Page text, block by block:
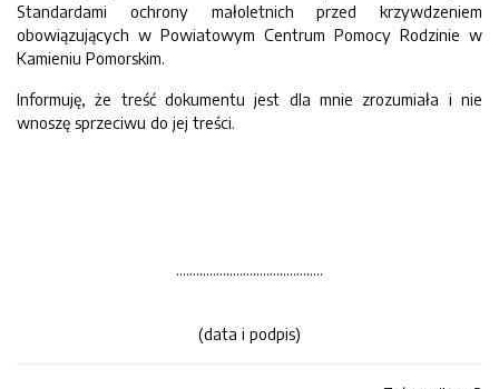
Standardami ochrony małoletnich przed krzywdzeniem
obowiązujących w Powiatowym Centrum Pomocy Rodzinie w
Kamieniu Pomorskim.
Informuję, że treść dokumentu jest dla mnie zrozumiała i nie
wnoszę sprzeciwu do jej treści.
……………………………………..
(data i podpis)